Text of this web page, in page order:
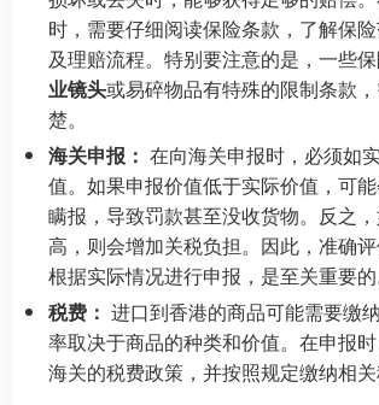
时，需要仔细阅读保险条款，了解保
及理赔流程。特别要注意的是，一些
业镜头或易碎物品有特殊的限制条款
楚。
海关申报： 在向海关申报时，必须如
值。如果申报价值低于实际价值，可
瞒报，导致罚款甚至没收货物。反之
高，则会增加关税负担。因此，准确
根据实际情况进行申报，是至关重要的
税费： 进口到香港的商品可能需要缴
率取决于商品的种类和价值。在申报
海关的税费政策，并按照规定缴纳相关